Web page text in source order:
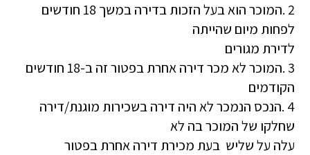
2 .המוכר הוא בעל הזכות בדירה במשך 18 חודשים
לפחות מיום שהייתה
לדירת מגורים
3 .המוכר לא מכר דירה אחרת בפטור זה ב-18 חודשים
הקודמים
4 .הנכס הנמכר לא היה דירה בשכירות מוגנת/דירה
שחלקו של המוכר בה לא
עלה על שליש בעת מכירת דירה אחרת בפטור